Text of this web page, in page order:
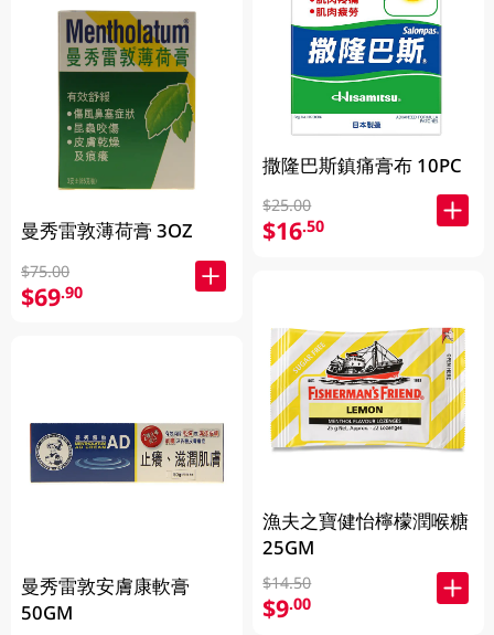
曼秀雷敦薄荷膏 3OZ
$75.00
$69.90
曼秀雷敦安膚康軟膏
50GM
撒隆巴斯鎮痛膏布 10PC
$25.00
$16.50
漁夫之寶健怡檸檬潤喉糖
25GM
$14.50
$9.00